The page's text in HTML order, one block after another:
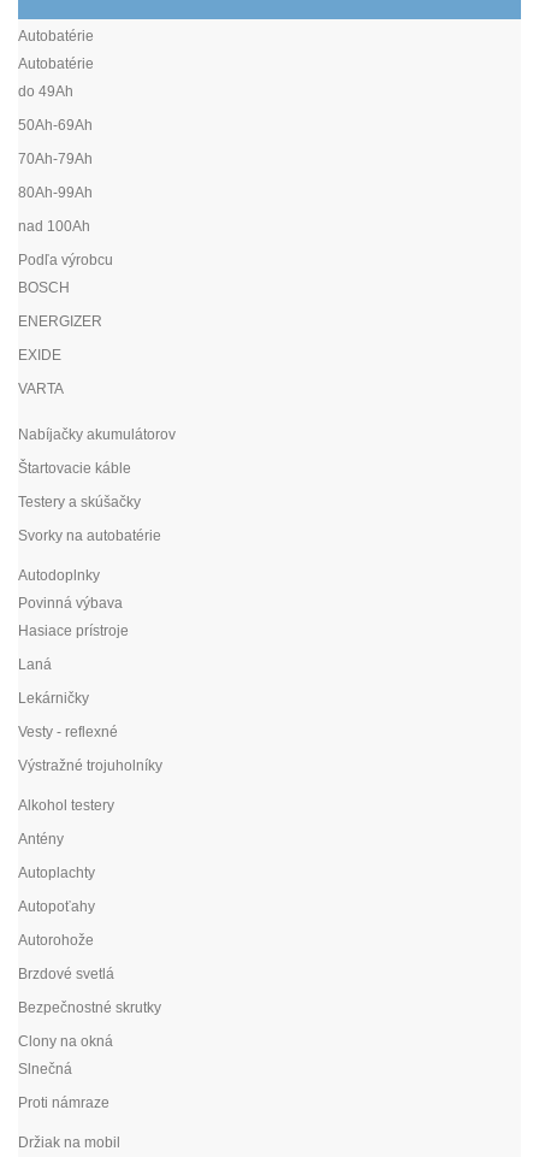
Autobatérie
Autobatérie
do 49Ah
50Ah-69Ah
70Ah-79Ah
80Ah-99Ah
nad 100Ah
Podľa výrobcu
BOSCH
ENERGIZER
EXIDE
VARTA
Nabíjačky akumulátorov
Štartovacie káble
Testery a skúšačky
Svorky na autobatérie
Autodoplnky
Povinná výbava
Hasiace prístroje
Laná
Lekárničky
Vesty - reflexné
Výstražné trojuholníky
Alkohol testery
Antény
Autoplachty
Autopoťahy
Autorohože
Brzdové svetlá
Bezpečnostné skrutky
Clony na okná
Slnečná
Proti námraze
Držiak na mobil